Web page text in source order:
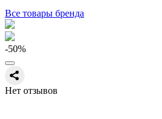
Все товары бренда
-50%
Нет отзывов